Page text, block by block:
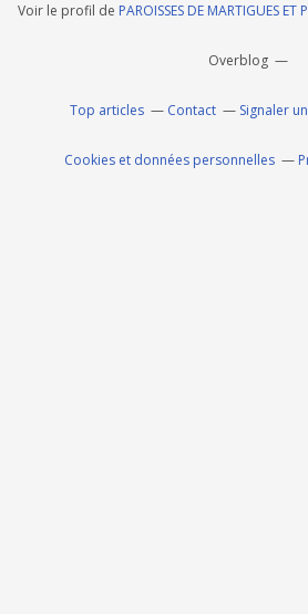
Voir le profil de PAROISSES DE MARTIGUES ET
Overblog
Top articles Contact Signaler
Cookies et données personnelles